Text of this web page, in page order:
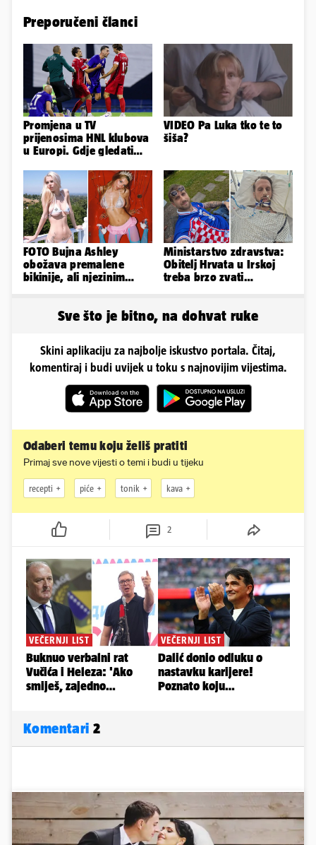
Preporučeni članci
Promjena u TV
prijenosima HNL klubova
u Europi. Gdje gledati
Rijeku?
VIDEO Pa Luka tko te to
šiša?
FOTO Bujna Ashley
obožava premalene
bikinije, ali njezinim
Ministarstvo zdravstva:
Obitelj Hrvata u Irskoj
treba brzo zvati
Sve što je bitno, na dohvat ruke
Skini aplikaciju za najbolje iskustvo portala. Čitaj,
komentiraj i budi uvijek u toku s najnovijim vijestima.
Odaberi temu koju želiš pratiti
Primaj sve nove vijesti o temi i budi u tijeku
recepti piće tonik kava
2
Komentari 2